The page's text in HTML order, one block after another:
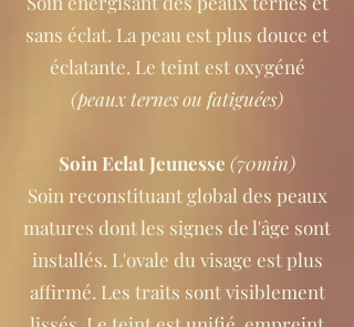
sans éclat. La peau est plus douce et
éclatante. Le teint est oxygéné
(peaux ternes ou fatiguées)
Soin Eclat Jeunesse (70min)
Soin reconstituant global des peaux
matures dont les signes de l'âge sont
installés. L'ovale du visage est plus
affirmé. Les traits sont visiblement